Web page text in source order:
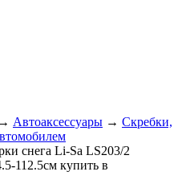
→ Автоаксессуары → Скребки,
снега Li-Sa LS203/2
112.5см купить в